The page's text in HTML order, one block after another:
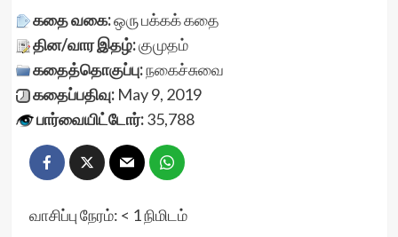
கதை வகை:ஒரு பக்கக் கதை
தின/வார இதழ்:குமுதம்
கதைத்தொகுப்பு:நகைச்சுவை
கதைப்பதிவு:May 9, 2019
பார்வையிட்டோர்:35,788
வாசிப்பு நேரம்: < 1நிமிடம்